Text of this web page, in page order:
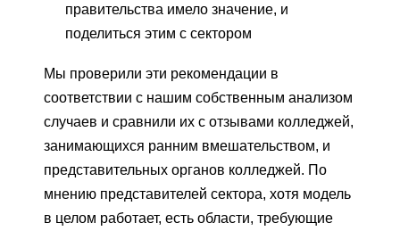
правительства имело значение, и
поделиться этим с сектором
Мы проверили эти рекомендации в
соответствии с нашим собственным анализом
случаев и сравнили их с отзывами колледжей,
занимающихся ранним вмешательством, и
представительных органов колледжей. По
мнению представителей сектора, хотя модель
в целом работает, есть области, требующие